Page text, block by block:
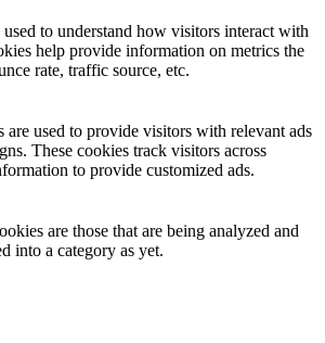
to understand how visitors interact with
help provide information on metrics the
rate, traffic source, etc.
are used to provide visitors with relevant ads
These cookies track visitors across
to provide customized ads.
are those that are being analyzed and
into a category as yet.